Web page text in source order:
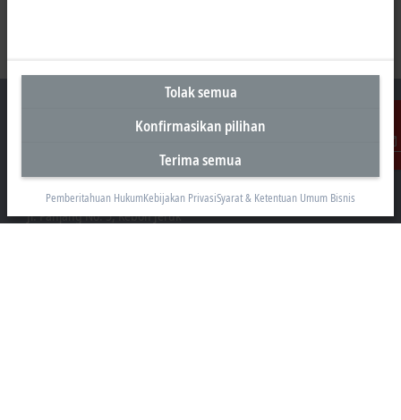
Kantor Perwakilan Indonesia
AKR Tower 21st Floor, Unit C - D
Jl. Panjang No. 5, Kebon Jeruk
Tolak semua
Konfirmasikan pilihan
Terima semua
Pemberitahuan HukumKebijakan PrivasiSyarat & Ketentuan Umum Bisnis